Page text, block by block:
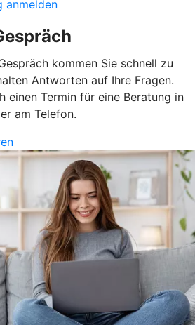
anmelden
kommen Sie schnell zu
Antworten auf Ihre Fragen.
einen Termin für eine Beratung in
am Telefon.